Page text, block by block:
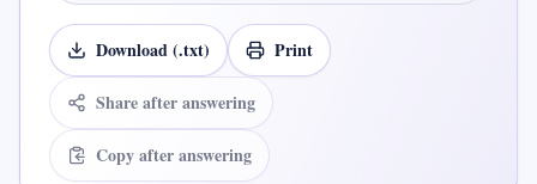
Download (.txt) Print
Share after answering
Copy after answering